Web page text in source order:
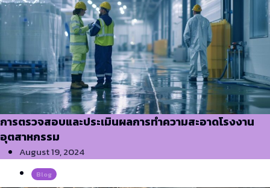
การตรวจสอบและประเมินผลการทำความสะอาดโรงงาน
อุตสาหกรรม
August 19, 2024
Blog